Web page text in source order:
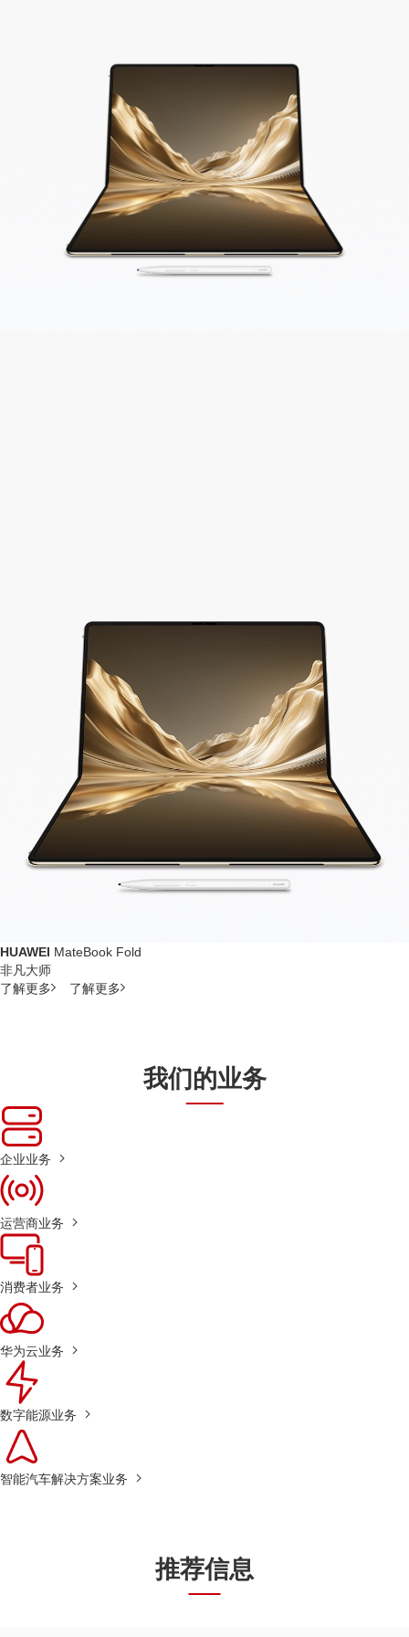
HUAWEI MateBook Fold
非凡大师
了解更多
了解更多
我们的业务
企业业务
运营商业务
消费者业务
华为云业务
数字能源业务
智能汽车解决方案业务
推荐信息